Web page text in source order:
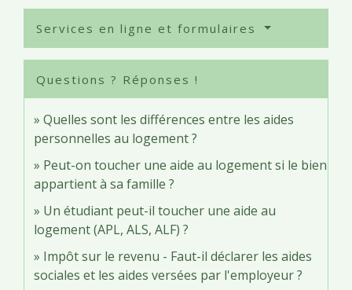
Services en ligne et formulaires
Questions ? Réponses !
Quelles sont les différences entre les aides
personnelles au logement ?
Peut-on toucher une aide au logement si le bien
appartient à sa famille ?
Un étudiant peut-il toucher une aide au
logement (APL, ALS, ALF) ?
Impôt sur le revenu - Faut-il déclarer les aides
sociales et les aides versées par l'employeur ?